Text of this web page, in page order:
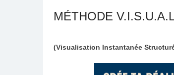
MÉTHODE
(Visualisation Instantanée